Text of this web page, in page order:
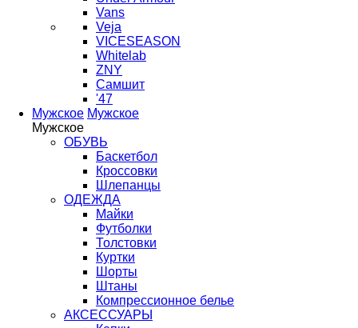
Vans
Veja
VICESEASON
Whitelab
ZNY
Самшит
'47
Мужское Мужское
Мужское
ОБУВЬ
Баскетбол
Кроссовки
Шлепанцы
ОДЕЖДА
Майки
Футболки
Толстовки
Куртки
Шорты
Штаны
Компрессионное белье
АКСЕССУАРЫ